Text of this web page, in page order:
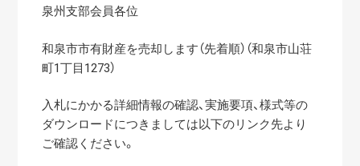
泉州支部会員各位
和泉市市有財産を売却します（先着順）（和泉市山荘
町1丁目1273）
入札にかかる詳細情報の確認、実施要項、様式等の
ダウンロードにつきましては以下のリンク先より
ご確認ください。